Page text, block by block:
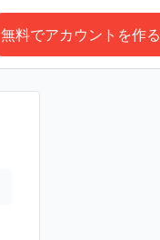
無料でアカウントを作る